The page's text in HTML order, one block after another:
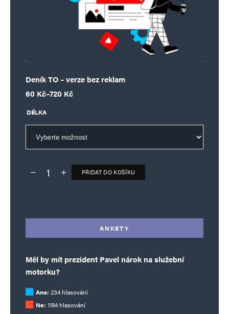
Deník TO – verze bez reklam
60 Kč–720 Kč
Rozpětí cen: 60 Kč až 720 Kč
DÉLKA
Deník TO – verze bez reklam množství
PŘIDAT DO KOŠÍKU
ANKETY
Měl by mít prezident Pavel nárok na služební
motorku?
Ano: 234 hlasování
Ne: 1194 hlasování